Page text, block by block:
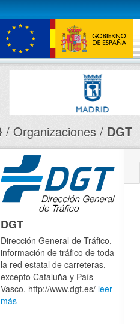
Organizaciones DGT
DGT
Dirección General de Tráfico,
información de tráfico de toda
la red estatal de carreteras,
excepto Cataluña y País
Vasco. http://www.dgt.es/ leer
más